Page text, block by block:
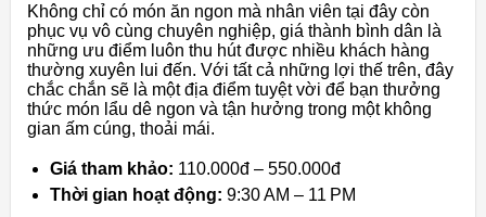
Không chỉ có món ăn ngon mà nhân viên tại đây còn
phục vụ vô cùng chuyên nghiệp, giá thành bình dân là
những ưu điểm luôn thu hút được nhiều khách hàng
thường xuyên lui đến. Với tất cả những lợi thế trên, đây
chắc chắn sẽ là một địa điểm tuyệt vời để bạn thưởng
thức món lẩu dê ngon và tận hưởng trong một không
gian ấm cúng, thoải mái.
Giá tham khảo: 110.000đ – 550.000đ
Thời gian hoạt động: 9:30 AM – 11 PM